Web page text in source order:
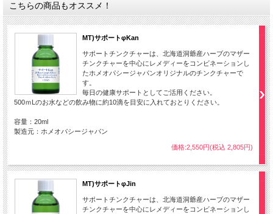
こちらの商品もオススメ！
MT)サポートφKan
サポートチンクチャーは、北海道洞爺産ハーブのマザー
チンクチャーを中心にレメディーをコンビネーションし
たホメオパシージャパンオリジナルのチンクチャーで
す。
毎日の健康サポートとしてご活用ください。
500ｍLのお水などの飲み物に約10滴を目安に入れておとりください。
容量：20ml
製造元：ホメオパシージャパン
価格:2,550円(税込 2,805円)
MT)サポートφJin
サポートチンクチャーは、北海道洞爺産ハーブのマザー
チンクチャーを中心にレメディーをコンビネーションし